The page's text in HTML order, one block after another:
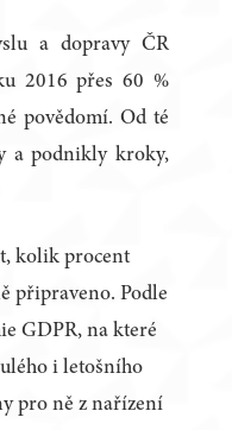
a dopravy ČR
2016 přes 60 %
povědomí. Od té
a podnikly kroky,
kolik procent
připraveno. Podle
GDPR, na které
i letošního
pro ně z nařízení